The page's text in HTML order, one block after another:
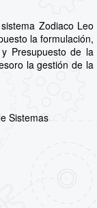
Zodiaco Leo
la formulación,
Presupuesto de la
la gestión de la
Sistemas